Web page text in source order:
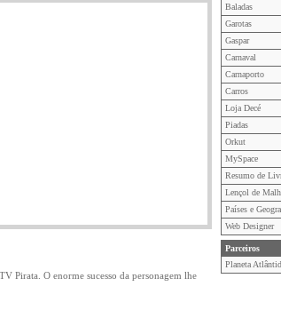
Pirata. O enorme sucesso da personagem lhe
Baladas
Garotas
Gaspar
Carnaval
Carnaporto
Carros
Loja Decé
Piadas
Orkut
MySpace
Resumo de
Lençol de
Países e
Web Designer
Parceiros
Planeta